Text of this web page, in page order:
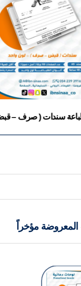
سندات ( صرف –
المعروضة مؤخراً